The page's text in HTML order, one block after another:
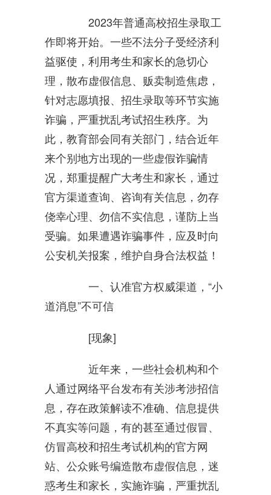
2023年普通高校招生录取工
作即将开始。一些不法分子受经济利
益驱使，利用考生和家长的急切心
理，散布虚假信息、贩卖制造焦虑，
针对志愿填报、招生录取等环节实施
诈骗，严重扰乱考试招生秩序。为
此，教育部会同有关部门，结合近年
来个别地方出现的一些虚假诈骗情
况，郑重提醒广大考生和家长，通过
官方渠道查询、咨询有关信息，勿存
侥幸心理、勿信不实信息，谨防上当
受骗。如果遭遇诈骗事件，应及时向
公安机关报案，维护自身合法权益！
一、认准官方权威渠道，“小
道消息”不可信
[现象]
近年来，一些社会机构和个
人通过网络平台发布有关涉考涉招信
息，存在政策解读不准确、信息提供
不真实等问题，有的甚至通过假冒、
仿冒高校和招生考试机构的官方网
站、公众账号编造散布虚假信息，迷
惑考生和家长，实施诈骗，严重扰乱